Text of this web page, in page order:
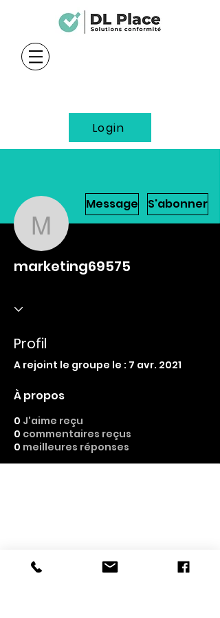
Login
marketing69575
Message S'abonner
marketing69575
Profil
A rejoint le groupe le : 7 avr. 2021
À propos
0 J'aime reçu
0 commentaires reçus
0 meilleures réponses